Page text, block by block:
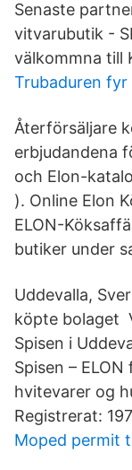
Senaste
vitvarubutik -
välkommna till
Trubaduren fyr
Återförsäljare
erbjudandena
och Elon-
). Online Elon
ELON-
butiker under
Uddevalla,
köpte bolaget
Spisen i
Spisen –
hvitevarer og
Registrerat:
Moped permit